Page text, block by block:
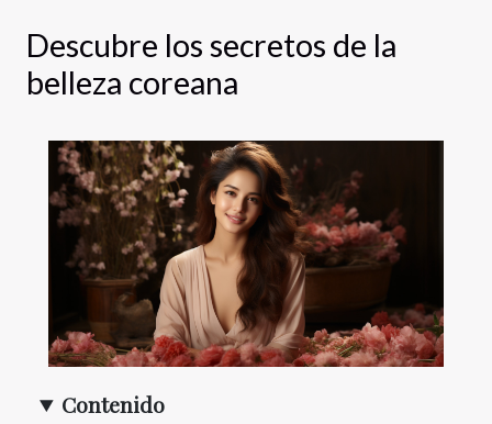
Descubre los secretos de la
belleza coreana
Contenido